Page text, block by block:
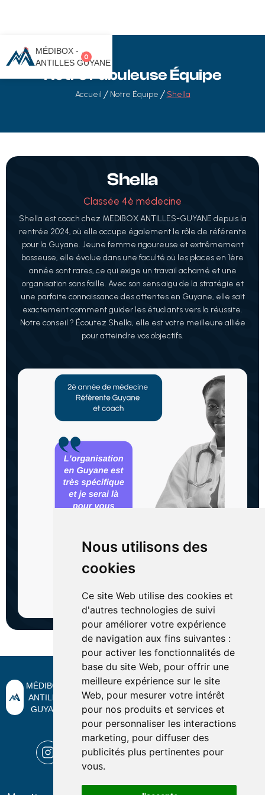
Nous utilisons des
cookies
Ce site Web utilise des cookies et
d'autres technologies de suivi
pour améliorer votre expérience
de navigation aux fins suivantes :
pour activer les fonctionnalités de
base du site Web, pour offrir une
meilleure expérience sur le site
Web, pour mesurer votre intérêt
pour nos produits et services et
pour personnaliser les interactions
marketing, pour diffuser des
publicités plus pertinentes pour
vous.
MÉDIBOX -
ANTILLES GUYANE
0
Notre Fabuleuse Équipe
Accueil Notre Équipe Shella
Shella
Classée 4è médecine
Shella est coach chez MEDIBOX ANTILLES-GUYANE depuis la
rentrée 2024, où elle occupe également le rôle de référente
pour la Guyane. Jeune femme rigoureuse et extrêmement
bosseuse, elle évolue dans une faculté où les places en 1ère
année sont rares, ce qui exige un travail acharné et une
organisation sans faille. Avec son sens aigu de la stratégie et
une parfaite connaissance des attentes en Guyane, elle sait
exactement comment guider les étudiants vers la réussite.
Notre conseil ? Écoutez Shella, elle est votre meilleure alliée
pour atteindre vos objectifs.
MÉDIBOX -
ANTILLES
GUYANE
Suivez-nous sur les réseaux sociaux.